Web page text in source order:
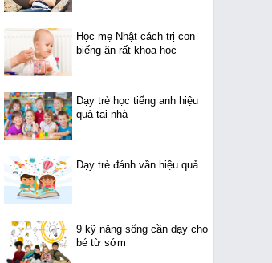
Học mẹ Nhật cách trị con
biếng ăn rất khoa học
Dạy trẻ học tiếng anh hiệu
quả tại nhà
Dạy trẻ đánh vần hiệu quả
9 kỹ năng sống cần dạy cho
bé từ sớm